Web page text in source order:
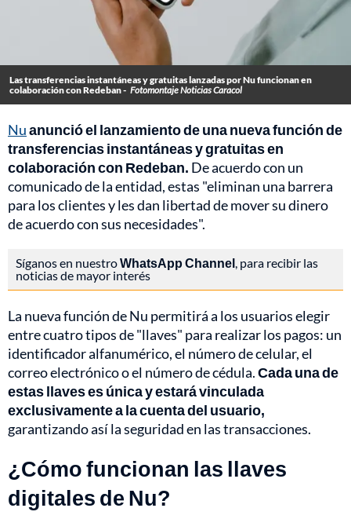
Las transferencias instantáneas y gratuitas lanzadas por Nu funcionan en
colaboración con Redeban - Fotomontaje Noticias Caracol
Nuanunció el lanzamiento de una nueva función de
transferencias instantáneas y gratuitas en
colaboración con Redeban. De acuerdo con un
comunicado de la entidad, estas "eliminan una barrera
para los clientes y les dan libertad de mover su dinero
de acuerdo con sus necesidades".
Síganos en nuestroWhatsApp Channel, para recibir las
noticias de mayor interés
La nueva función de Nu permitirá a los usuarios elegir
entre cuatro tipos de "llaves" para realizar los pagos: un
identificador alfanumérico, el número de celular, el
correo electrónico o el número de cédula.Cada una de
estas llaves es única y estará vinculada
exclusivamente a la cuenta del usuario,
garantizando así la seguridad en las transacciones.
¿Cómo funcionan las llaves
digitales de Nu?